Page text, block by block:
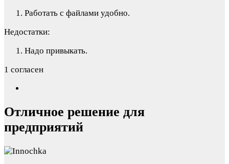
Работать с файлами удобно.
Недостатки:
Надо привыкать.
1 согласен
Отличное решение для
предприятий